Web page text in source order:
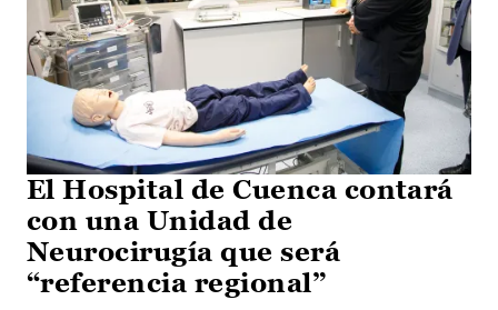
El Hospital de Cuenca contará
con una Unidad de
Neurocirugía que será
“referencia regional”